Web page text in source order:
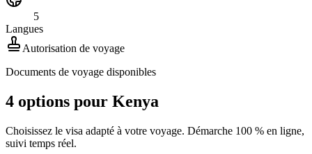
5
Langues
Autorisation de voyage
Documents de voyage disponibles
4 options pour Kenya
Choisissez le visa adapté à votre voyage. Démarche 100 % en ligne,
suivi temps réel.